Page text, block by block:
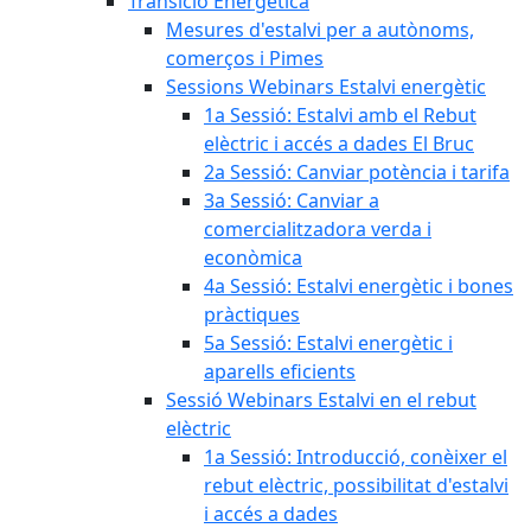
Mesures d'estalvi per a autònoms,
comerços i Pimes
Sessions Webinars Estalvi energètic
1a Sessió: Estalvi amb el Rebut
elèctric i accés a dades El Bruc
2a Sessió: Canviar potència i tarifa
3a Sessió: Canviar a
comercialitzadora verda i
econòmica
4a Sessió: Estalvi energètic i bones
pràctiques
5a Sessió: Estalvi energètic i
aparells eficients
Sessió Webinars Estalvi en el rebut
elèctric
1a Sessió: Introducció, conèixer el
rebut elèctric, possibilitat d'estalvi
i accés a dades